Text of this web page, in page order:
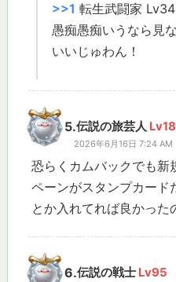
>>1 転生武闘家 Lv34
愚痴愚痴いうなら見
いいじゅわん！
5.伝説の旅芸人 Lv18
2026年6月16日 7:24 AM
恐らくカムバックでも新
ペーンがスタンプカード
とか入れてれば良かった
6.伝説の戦士 Lv95